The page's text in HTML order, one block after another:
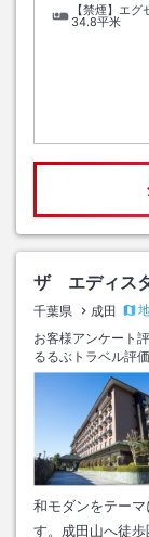
【禁煙】エ
34.8平米
ザ エディス
千葉県 成田
お客様アンケート
るるぶトラベル評価
和モダンをテー
す。成田山へ徒